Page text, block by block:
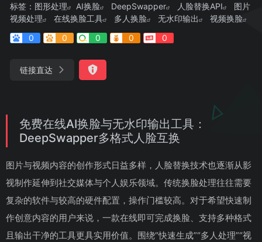
标签： 图形处理 AI换脸 DeepSwapper 人脸替换API
图片
视频处理
在线换脸工具 多人换脸 无水印输出
视频换脸
0
0 0 0 0
链接直达
免费在线AI换脸与无水印输出工具：
DeepSwapper多格式人脸互换
图片与视频内容的创作形式日益多样，人脸替换技术也逐渐从影
视制作延伸到社交媒体与个人娱乐领域。传统换脸处理往往需要
复杂的软件与较高的硬件配置，操作门槛较高。对于希望快速制
作创意内容的用户来说，一款在线即可完成换脸、支持多种格式
且输出干净的工具更具实用价值。围绕“快速生成”“多人处理”“视